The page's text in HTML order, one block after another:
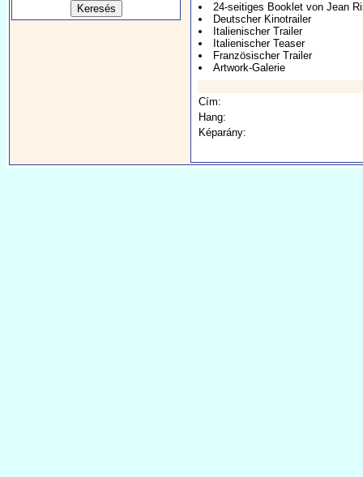
24-seitiges Booklet von Jean
Deutscher Kinotrailer
Italienischer Trailer
Italienischer Teaser
Französischer Trailer
Artwork-Galerie
Cím:
Hang:
Képarány: